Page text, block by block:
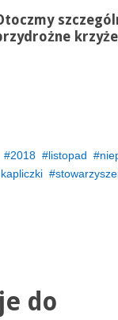
2018 listopad
do